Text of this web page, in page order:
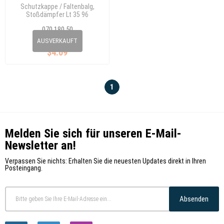
AUSVERKAUFT
Schutzkappe / Faltenbalg,
Stoßdämpfer Lt 35 96
070 180 50
$4.09
2D0 412 135
1
Melden Sie sich für unseren E-Mail-
Newsletter an!
Verpassen Sie nichts: Erhalten Sie die neuesten Updates direkt in Ihren
Posteingang.
Absenden